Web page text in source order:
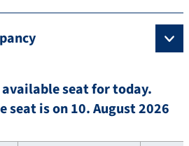
seat for today.
seat is on 10. August 2026